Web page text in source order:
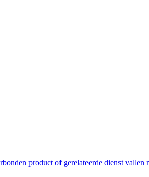
product of gerelateerde dienst